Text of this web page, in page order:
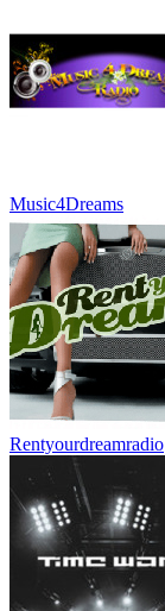
Music4Dreams
Rentyourdreamradio